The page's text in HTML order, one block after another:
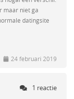
maar niet ga
datingsite
24 februari 2019
1 reactie